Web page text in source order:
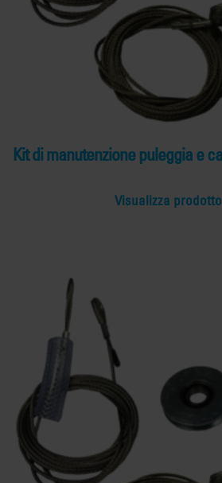
Kit di manutenzione puleggia e
Visualizza